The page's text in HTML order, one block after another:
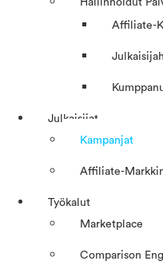
Hallinnoidut
Affiliate-
Julkaisijat
Kampanjat
Affiliate-
Työkalut
Marketplace
Comparison